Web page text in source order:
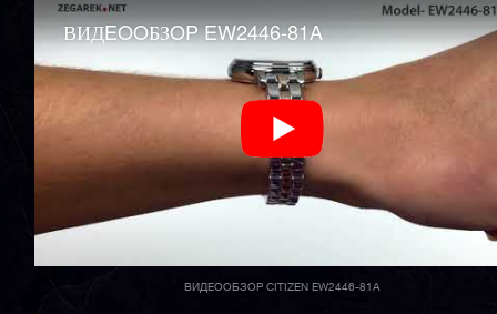
ВИДEOOБЗOP EW2446-81A
ВИДЕООБЗОР CITIZEN EW2446-81A